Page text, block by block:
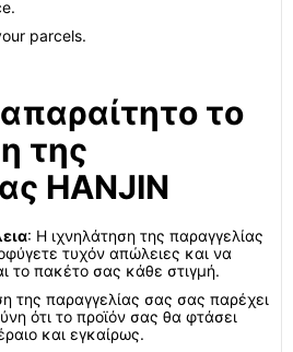
parcels.
απαραίτητο το
της
HANJIN
: Η ιχνηλάτηση της παραγγελίας
τυχόν απώλειες και να
το πακέτο σας κάθε στιγμή.
της παραγγελίας σας σας παρέχει
ότι το προϊόν σας θα φτάσει
και εγκαίρως.